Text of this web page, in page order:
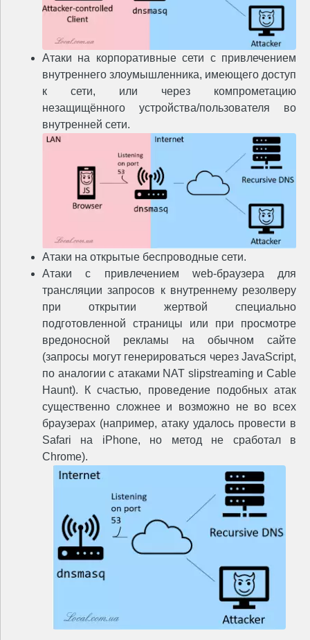
Атаки на корпоративные сети с привлечением
внутреннего злоумышленника, имеющего доступ
к сети, или через компрометацию
незащищённого устройства/пользователя во
внутренней сети.
Атаки на открытые беспроводные сети.
Атаки с привлечением web-браузера для
трансляции запросов к внутреннему резолверу
при открытии жертвой специально
подготовленной страницы или при просмотре
вредоносной рекламы на обычном сайте
(запросы могут генерироваться через JavaScript,
по аналогии с атаками NAT slipstreaming и Cable
Haunt). К счастью, проведение подобных атак
существенно сложнее и возможно не во всех
браузерах (например, атаку удалось провести в
Safari на iPhone, но метод не сработал в
Chrome).